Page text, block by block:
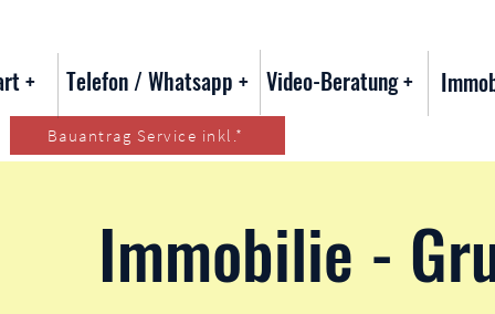
Bauantrag Service inkl.*
+ Telefon / Whatsapp + Video-Beratung +
Immobilie -